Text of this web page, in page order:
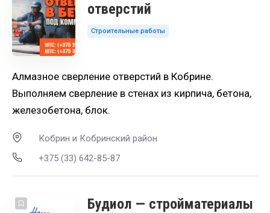
отверстий
Строительные работы
Алмазное сверление отверстий в Кобрине.
Выполняем сверление в стенах из кирпича, бетона,
железобетона, блок.
Кобрин и Кобринский район
+375 (33) 642-85-87
Будиол — стройматериалы